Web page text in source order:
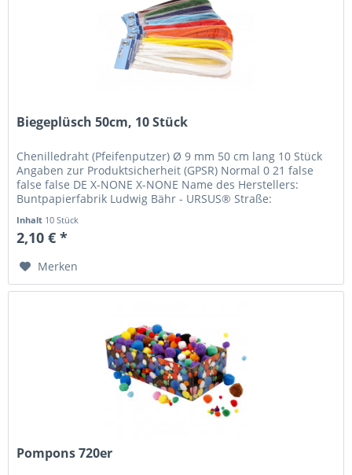
Biegeplüsch 50cm, 10 Stück
Chenilledraht (Pfeifenputzer) Ø 9 mm 50 cm lang 10 Stück
Angaben zur Produktsicherheit (GPSR) Normal 0 21 false
false false DE X-NONE X-NONE Name des Herstellers:
Buntpapierfabrik Ludwig Bähr - URSUS® Straße:
Inhalt 10 Stück
2,10 € *
Merken
Pompons 720er